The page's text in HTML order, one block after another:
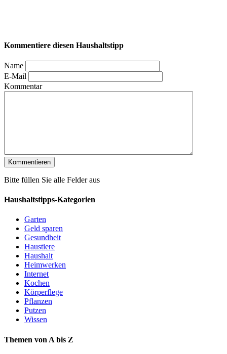
Kommentiere diesen Haushaltstipp
Name
E-Mail
Kommentar
Bitte füllen Sie alle Felder aus
Haushaltstipps-Kategorien
Garten
Geld sparen
Gesundheit
Haustiere
Haushalt
Heimwerken
Internet
Kochen
Körperflege
Pflanzen
Putzen
Wissen
Themen von A bis Z